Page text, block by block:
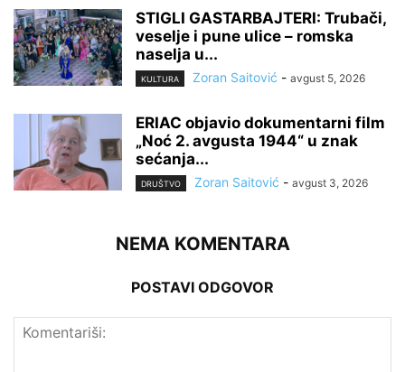
STIGLI GASTARBAJTERI: Trubači,
veselje i pune ulice – romska
naselja u...
KULTURA Zoran Saitović - avgust 5, 2026
ERIAC objavio dokumentarni film
„Noć 2. avgusta 1944“ u znak
sećanja...
DRUŠTVO Zoran Saitović - avgust 3, 2026
NEMA KOMENTARA
POSTAVI ODGOVOR